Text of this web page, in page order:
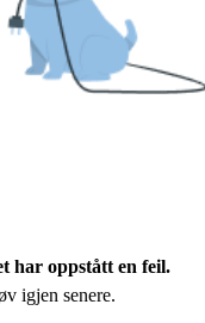
har oppstått en feil.
igjen senere.